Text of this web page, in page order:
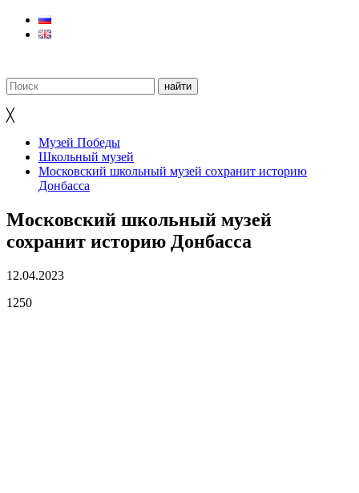
╳
Музей Победы
Школьный музей
Московский школьный музей сохранит историю
Донбасса
Московский школьный музей
сохранит историю Донбасса
12.04.2023
1250